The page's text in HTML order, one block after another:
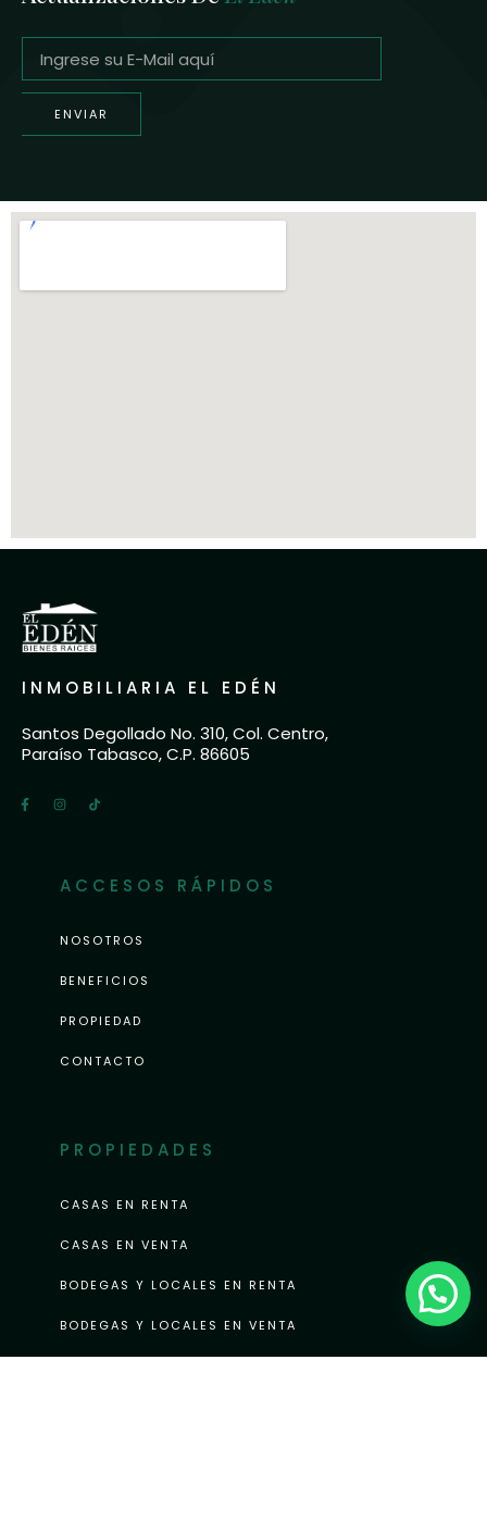
ENVIAR
INMOBILIARIA EL EDÉN
Santos Degollado No. 310, Col. Centro,
Paraíso Tabasco, C.P. 86605
ACCESOS RÁPIDOS
NOSOTROS
BENEFICIOS
PROPIEDAD
CONTACTO
PROPIEDADES
CASAS EN RENTA
CASAS EN VENTA
BODEGAS Y LOCALES EN RENTA
BODEGAS Y LOCALES EN VENTA